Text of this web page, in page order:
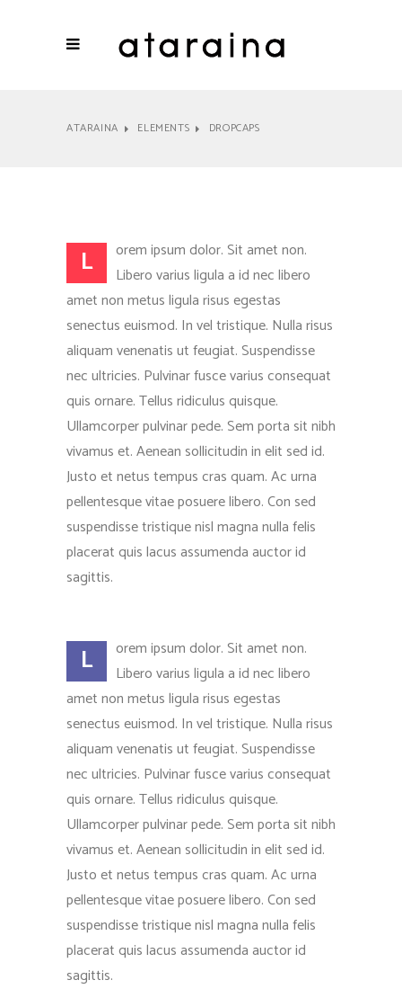
ATARAINA ELEMENTS DROPCAPS
L
orem ipsum dolor. Sit amet non.
Libero varius ligula a id nec libero
amet non metus ligula risus egestas
senectus euismod. In vel tristique. Nulla risus
aliquam venenatis ut feugiat. Suspendisse
nec ultricies. Pulvinar fusce varius consequat
quis ornare. Tellus ridiculus quisque.
Ullamcorper pulvinar pede. Sem porta sit nibh
vivamus et. Aenean sollicitudin in elit sed id.
Justo et netus tempus cras quam. Ac urna
pellentesque vitae posuere libero. Con sed
suspendisse tristique nisl magna nulla felis
placerat quis lacus assumenda auctor id
sagittis.
L
orem ipsum dolor. Sit amet non.
Libero varius ligula a id nec libero
amet non metus ligula risus egestas
senectus euismod. In vel tristique. Nulla risus
aliquam venenatis ut feugiat. Suspendisse
nec ultricies. Pulvinar fusce varius consequat
quis ornare. Tellus ridiculus quisque.
Ullamcorper pulvinar pede. Sem porta sit nibh
vivamus et. Aenean sollicitudin in elit sed id.
Justo et netus tempus cras quam. Ac urna
pellentesque vitae posuere libero. Con sed
suspendisse tristique nisl magna nulla felis
placerat quis lacus assumenda auctor id
sagittis.